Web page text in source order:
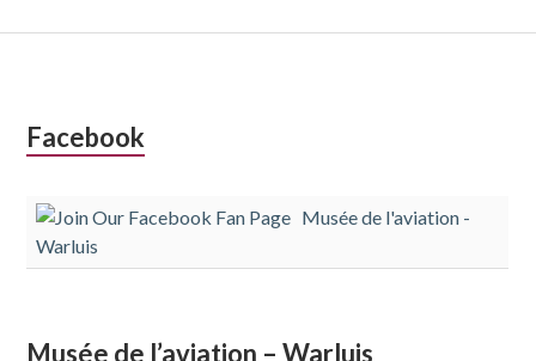
Colonne
subsidiaire
Facebook
Musée de l'aviation -
Warluis
Musée de l’aviation – Warluis